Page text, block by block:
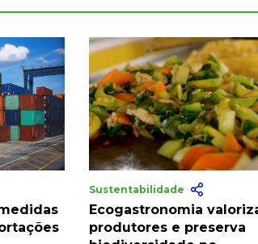
Sustentabilidade
Ecogastronomia
produtores e preserva